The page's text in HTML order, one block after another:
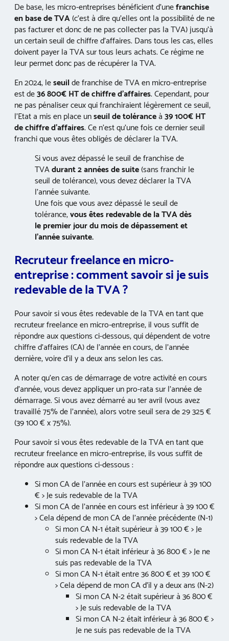
De base, les micro-entreprises bénéficient d’unefranchise
en base de TVA(c’est à dire qu’elles ont la possibilité de ne
pas facturer et donc de ne pas collecter pas la TVA) jusqu’à
un certain seuil de chiffre d’affaires. Dans tous les cas, elles
doivent payer la TVA sur tous leurs achats. Ce régime ne
leur permet donc pas de récupérer la TVA.
En 2024, leseuilde franchise de TVA en micro-entreprise
est de36 800€ HT de chiffre d’affaires. Cependant, pour
ne pas pénaliser ceux qui franchiraient légèrement ce seuil,
l’Etat a mis en place unseuil detoléranceà39 100€ HT
de chiffre d’affaires. Ce n’est qu’une fois ce dernier seuil
franchi que vous êtes obligés de déclarer la TVA.
Si vous avez dépassé le seuil de franchise de
TVAdurant 2 années de suite(sans franchir le
seuil de tolérance), vous devez déclarer la TVA
l’année suivante.
Une fois que vous avez dépassé le seuil de
tolérance,vous êtes redevable de la TVA dès
le premier jour du mois de dépassement et
l’année suivante.
Recruteur freelance en micro-
entreprise : comment savoir si je suis
redevable de la TVA ?
Pour savoir si vous êtes redevable de la TVA en tant que
recruteur freelance en micro-entreprise, il vous suffit de
répondre aux questions ci-dessous, qui dépendent de votre
chiffre d’affaires (CA) de l’année en cours, de l’année
dernière, voire d’il y a deux ans selon les cas.
A noter qu’en cas de démarrage de votre activité en cours
d’année, vous devez appliquer un pro-rata sur l’année de
démarrage. Si vous avez démarré au 1er avril (vous avez
travaillé 75% de l’année), alors votre seuil sera de 29 325 €
(39 100 € x 75%).
Pour savoir si vous êtes redevable de la TVA en tant que
recruteur freelance en micro-entreprise, ils vous suffit de
répondre aux questions ci-dessous :
Si mon CA de l’année en cours est supérieur à 39 100
€ > Je suis redevable de la TVA
Si mon CA de l’année en cours est inférieur à 39 100 €
> Cela dépend de mon CA de l’année précédente (N-1)
Si mon CA N-1 était supérieur à 39 100 € > Je
suis redevable de la TVA
Si mon CA N-1 était inférieur à 36 800 € > Je ne
suis pas redevable de la TVA
Si mon CA N-1 était entre 36 800 € et 39 100 €
> Cela dépend de mon CA d’il y a deux ans (N-2)
Si mon CA N-2 était supérieur à 36 800 €
> Je suis redevable de la TVA
Si mon CA N-2 était inférieur à 36 800 € >
Je ne suis pas redevable de la TVA